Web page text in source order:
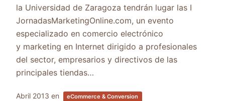
la Universidad de Zaragoza tendrán lugar las I
JornadasMarketingOnline.com, un evento
especializado en comercio electrónico
y marketing en Internet dirigido a profesionales
del sector, empresarios y directivos de las
principales tiendas…
Abril 2013 en eCommerce & Conversion